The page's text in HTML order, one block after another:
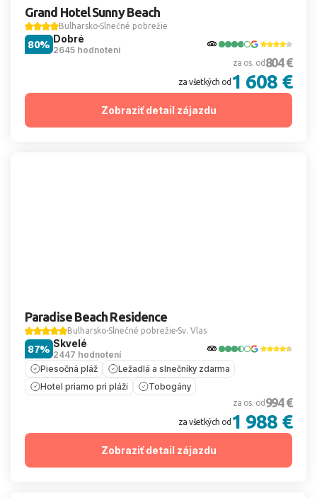
Grand Hotel Sunny Beach
Bulharsko Slnečné pobrežie
Dobré
2645 hodnotení
80%
za os. od 804 €
za všetkých od 1 608 €
Zobraziť detail zájazdu
Paradise Beach Residence
Bulharsko Slnečné pobrežie Sv. Vlas
Skvelé
2447 hodnotení
87%
Piesočná pláž
Ležadlá a slnečníky zdarma
Hotel priamo pri pláži
Tobogány
za os. od 994 €
za všetkých od 1 988 €
Zobraziť detail zájazdu